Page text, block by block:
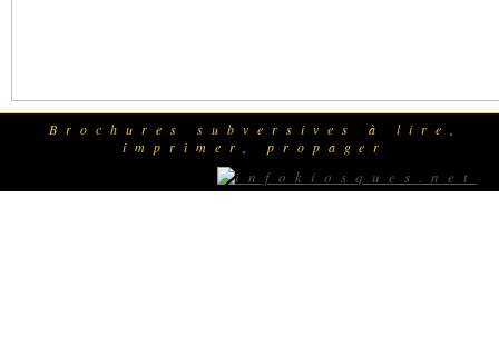
Brochures subversives à lire,
imprimer, propager